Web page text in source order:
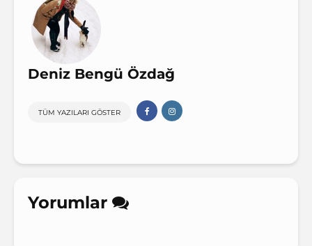
Deniz Bengü Özdağ
TÜM YAZILARI GÖSTER
Yorumlar